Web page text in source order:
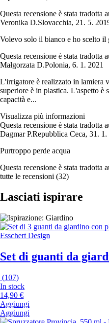
Questa recensione è stata tradotta
Veronika D.Slovacchia, 21. 5.
Volevo solo il bianco e ho scelto il
Questa recensione è stata tradotta
Małgorzata D.Polonia, 6. 1. 2021
L'irrigatore è realizzato in lamiera
superiore è in plastica. L'aspetto è
capacità e...
Visualizza più informazioni
Questa recensione è stata tradotta
Dagmar P.Repubblica Ceca, 31. 1.
Purtroppo perde acqua
Questa recensione è stata tradotta
tutte le recensioni (32)
Lasciati ispirare
Esschert Design
Set di guanti da
(107)
In stock
14,90 €
Aggiungi
Aggiungi